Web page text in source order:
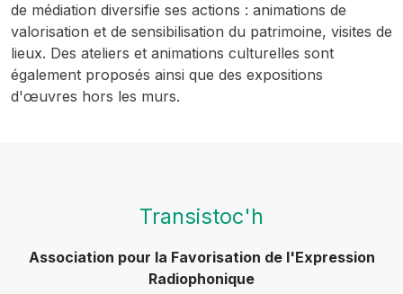
de médiation diversifie ses actions : animations de
valorisation et de sensibilisation du patrimoine, visites de
lieux. Des ateliers et animations culturelles sont
également proposés ainsi que des expositions
d'œuvres hors les murs.
Transistoc'h
Association pour la Favorisation de l'Expression
Radiophonique